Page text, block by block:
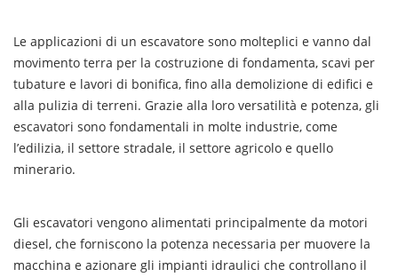
Le applicazioni di un escavatore sono molteplici e vanno dal
movimento terra per la costruzione di fondamenta, scavi per
tubature e lavori di bonifica, fino alla demolizione di edifici e
alla pulizia di terreni. Grazie alla loro versatilità e potenza, gli
escavatori sono fondamentali in molte industrie, come
l’edilizia, il settore stradale, il settore agricolo e quello
minerario.
Gli escavatori vengono alimentati principalmente da motori
diesel, che forniscono la potenza necessaria per muovere la
macchina e azionare gli impianti idraulici che controllano il